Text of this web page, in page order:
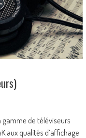
gamme de téléviseurs
aux qualités d’affichage